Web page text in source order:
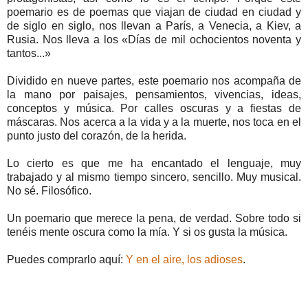
poemario es de poemas que viajan de ciudad en ciudad y
de siglo en siglo, nos llevan a París, a Venecia, a Kiev, a
Rusia. Nos lleva a los «Días de mil ochocientos noventa y
tantos...»
Dividido en nueve partes, este poemario nos acompaña de
la mano por paisajes, pensamientos, vivencias, ideas,
conceptos y música. Por calles oscuras y a fiestas de
máscaras. Nos acerca a la vida y a la muerte, nos toca en el
punto justo del corazón, de la herida.
Lo cierto es que me ha encantado el lenguaje, muy
trabajado y al mismo tiempo sincero, sencillo. Muy musical.
No sé. Filosófico.
Un poemario que merece la pena, de verdad. Sobre todo si
tenéis mente oscura como la mía. Y si os gusta la música.
Puedes comprarlo aquí: Y en el aire, los adioses.